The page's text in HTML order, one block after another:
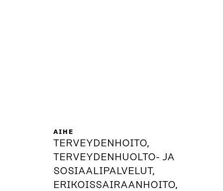
AIHE
TERVEYDENHOITO,
TERVEYDENHUOLTO- JA
SOSIAALIPALVELUT,
ERIKOISSAIRAANHOITO,